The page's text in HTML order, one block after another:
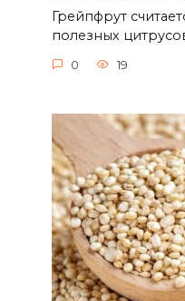
Грейпфрут
полезных
0 19